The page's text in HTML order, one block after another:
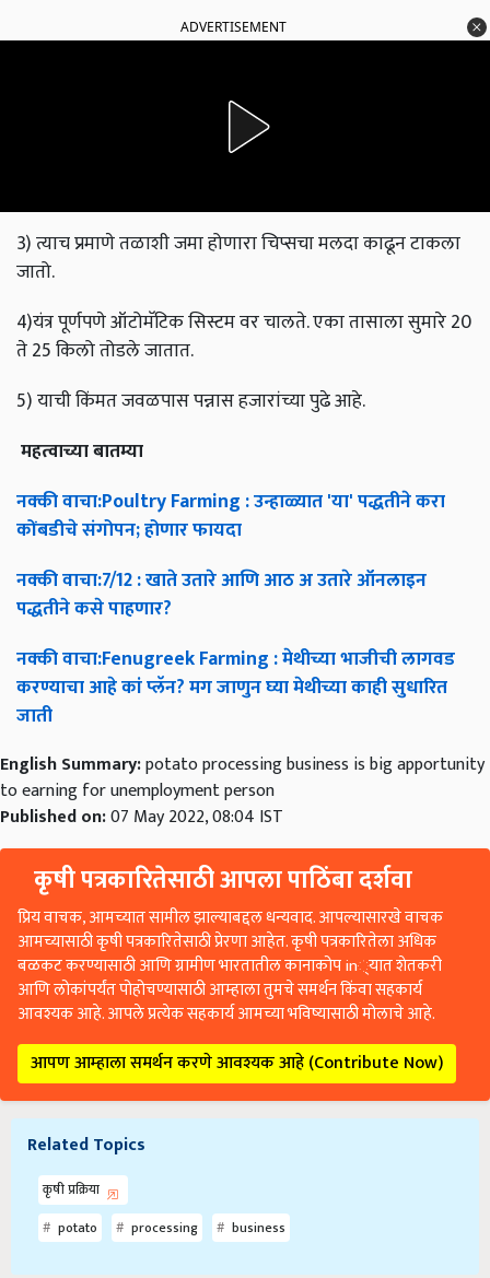
ADVERTISEMENT
3) त्याच प्रमाणे तळाशी जमा होणारा चिप्सचा मलदा काढून टाकला
जातो.
4)यंत्र पूर्णपणे ऑटोमॅटिक सिस्टम वर चालते. एका तासाला सुमारे 20
ते 25 किलो तोडले जातात.
5) याची किंमत जवळपास पन्नास हजारांच्या पुढे आहे.
महत्वाच्याबातम्या
नक्कीवाचा:Poultry Farming :उन्हाळ्यात'या'पद्धतीनेकरा
कोंबडीचेसंगोपन;होणारफायदा
नक्कीवाचा:7/12 :खातेउतारेआणिआठअउतारेऑनलाइन
पद्धतीनेकसेपाहणार?
नक्कीवाचा:Fenugreek Farming :मेथीच्याभाजीचीलागवड
करण्याचाआहेकांप्लॅन?मगजाणुनघ्यामेथीच्याकाहीसुधारित
जाती
English Summary:potato processing business is big apportunity
to earning for unemployment person
Published on:07 May 2022, 08:04 IST
कृषी पत्रकारितेसाठी आपला पाठिंबा दर्शवा
प्रिय वाचक, आमच्यात सामील झाल्याबद्दल धन्यवाद. आपल्यासारखे वाचक
आमच्यासाठी कृषी पत्रकारितेसाठी प्रेरणा आहेत. कृषी पत्रकारितेला अधिक
बळकट करण्यासाठी आणि ग्रामीण भारतातील कानाकोप in्यात शेतकरी
आणि लोकांपर्यंत पोहोचण्यासाठी आम्हाला तुमचे समर्थन किंवा सहकार्य
आवश्यक आहे. आपले प्रत्येक सहकार्य आमच्या भविष्यासाठी मोलाचे आहे.
आपण आम्हाला समर्थन करणे आवश्यक आहे (Contribute Now)
Related Topics
कृषी प्रक्रिया
potato
processing business